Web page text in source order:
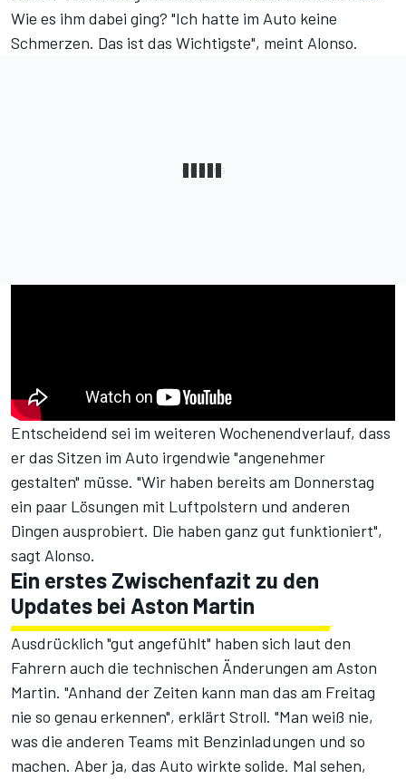
Wie es ihm dabei ging? "Ich hatte im Auto keine
Schmerzen. Das ist das Wichtigste", meint Alonso.
Entscheidend sei im weiteren Wochenendverlauf, dass
er das Sitzen im Auto irgendwie "angenehmer
gestalten" müsse. "Wir haben bereits am Donnerstag
ein paar Lösungen mit Luftpolstern und anderen
Dingen ausprobiert. Die haben ganz gut funktioniert",
sagt Alonso.
Ein erstes Zwischenfazit zu den
Updates bei Aston Martin
Ausdrücklich "gut angefühlt" haben sich laut den
Fahrern auch die technischen Änderungen am Aston
Martin. "Anhand der Zeiten kann man das am Freitag
nie so genau erkennen", erklärt Stroll. "Man weiß nie,
was die anderen Teams mit Benzinladungen und so
machen. Aber ja, das Auto wirkte solide. Mal sehen,